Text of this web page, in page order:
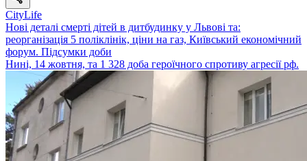
CityLife
Нові деталі смерті дітей в дитбудинку у Львові та:
реорганізація 5 поліклінік, ціни на газ, Київський економічний
форум. Підсумки доби
Нині, 14 жовтня, та 1 328 доба героїчного спротиву агресії рф.